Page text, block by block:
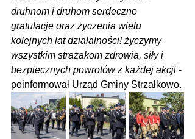
druhnom i druhom serdeczne
gratulacje oraz życzenia wielu
kolejnych lat działalności! życzymy
wszystkim strażakom zdrowia, siły i
bezpiecznych powrotów z każdej akcji -
poinformował Urząd Gminy Strzałkowo.